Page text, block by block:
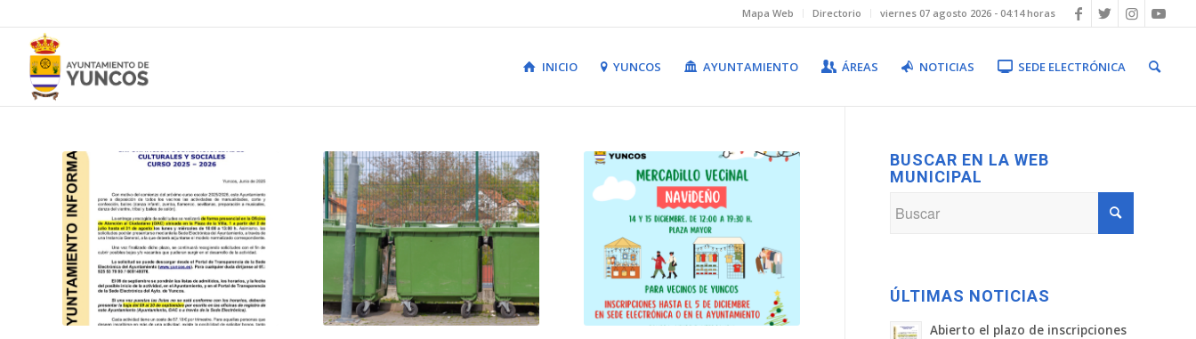
Mapa Web Directorio viernes 07 agosto 2026 - 04:14 horas
INICIO YUNCOS AYUNTAMIENTO ÁREAS NOTICIAS SEDE ELECTRÓNICA
BUSCAR EN LA WEB
MUNICIPAL
ÚLTIMAS NOTICIAS
Abierto el plazo de inscripciones